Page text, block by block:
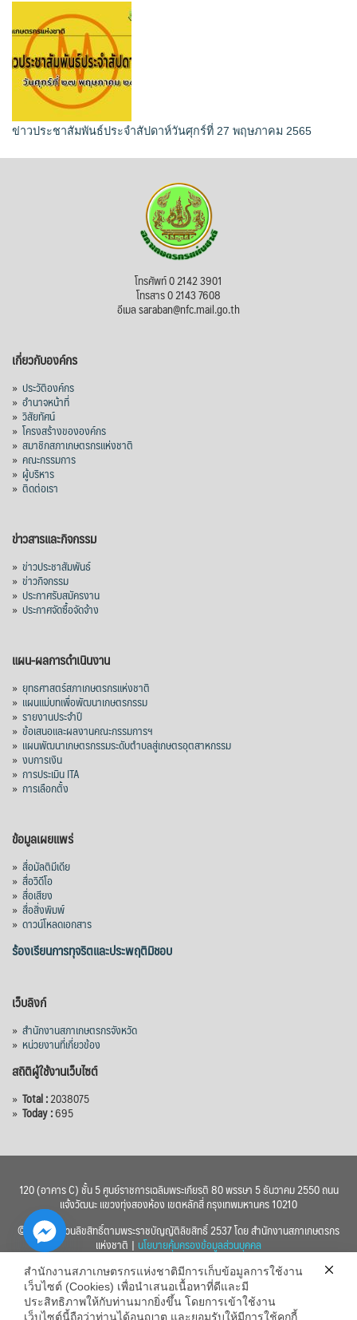
ข่าวประชาสัมพันธ์ประจำสัปดาห์วันศุกร์ที่ 27 พฤษภาคม 2565
โทรศัพท์ 0 2142 3901
โทรสาร 0 2143 7608
อีเมล saraban@nfc.mail.go.th
เกี่ยวกับองค์กร
» ประวัติองค์กร
» อำนาจหน้าที่
» วิสัยทัศน์
» โครงสร้างขององค์กร
» สมาชิกสภาเกษตรกรแห่งชาติ
» คณะกรรมการ
» ผู้บริหาร
» ติดต่อเรา
ข่าวสารและกิจกรรม
» ข่าวประชาสัมพันธ์
» ข่าวกิจกรรม
» ประกาศรับสมัครงาน
» ประกาศจัดซื้อจัดจ้าง
แผน-ผลการดำเนินงาน
» ยุทธศาสตร์สภาเกษตรกรแห่งชาติ
» แผนแม่บทเพื่อพัฒนาเกษตรกรรม
» รายงานประจำปี
» ข้อเสนอและผลงานคณะกรรมการฯ
» แผนพัฒนาเกษตรกรรมระดับตำบลสู่เกษตรอุตสาหกรรม
» งบการเงิน
» การประเมิน ITA
» การเลือกตั้ง
ข้อมูลเผยแพร่
» สื่อมัลติมีเดีย
» สื่อวิดีโอ
» สื่อเสียง
» สื่อสิ่งพิมพ์
» ดาวน์โหลดเอกสาร
ร้องเรียนการทุจริตและประพฤติมิชอบ
เว็บลิงก์
» สำนักงานสภาเกษตรกรจังหวัด
» หน่วยงานที่เกี่ยวข้อง
สถิติผู้ใช้งานเว็บไซต์
» Total :2038075
» Today :695
120 (อาคาร C) ชั้น 5 ศูนย์ราชการเฉลิมพระเกียรติ 80 พรรษา 5 ธันวาคม 2550 ถนน
แจ้งวัฒนะ แขวงทุ่งสองห้อง เขตหลักสี่ กรุงเทพมหานคร 10210
© 2560 สงวนลิขสิทธิ์ตามพระราชบัญญัติลิขสิทธิ์ 2537 โดย สำนักงานสภาเกษตรกร
แห่งชาติ | นโยบายคุ้มครองข้อมูลส่วนบุคคล
สำนักงานสภาเกษตรกรแห่งชาติมีการเก็บข้อมูลการใช้งาน
เว็บไซต์ (Cookies) เพื่อนำเสนอเนื้อหาที่ดีและมี
ประสิทธิภาพให้กับท่านมากยิ่งขึ้น โดยการเข้าใช้งาน
เว็บไซต์นี้ถือว่าท่านได้อนุญาต และยอมรับให้มีการใช้คุกกี้